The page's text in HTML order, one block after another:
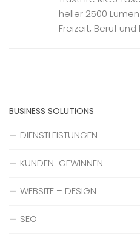
heller 2500
Freizeit, Beruf und
BUSINESS SOLUTIONS
DIENSTLEISTUNGEN
KUNDEN-GEWINNEN
WEBSITE – DESIGN
SEO